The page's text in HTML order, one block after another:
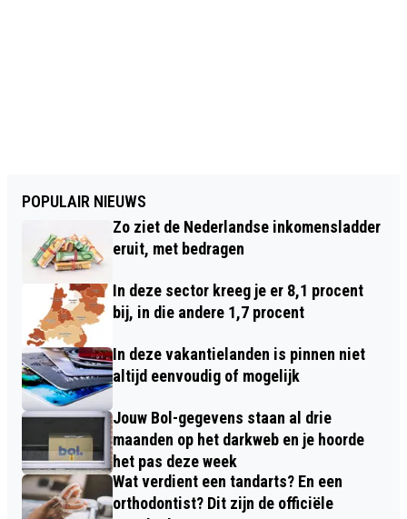
POPULAIR NIEUWS
Zo ziet de Nederlandse inkomensladder
eruit, met bedragen
In deze sector kreeg je er 8,1 procent
bij, in die andere 1,7 procent
In deze vakantielanden is pinnen niet
altijd eenvoudig of mogelijk
Jouw Bol-gegevens staan al drie
maanden op het darkweb en je hoorde
het pas deze week
Wat verdient een tandarts? En een
orthodontist? Dit zijn de officiële